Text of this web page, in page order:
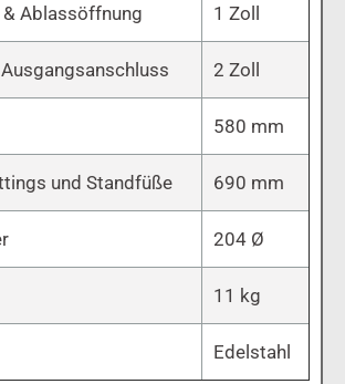
Ablassöffnung 1 Zoll
2 Zoll
580 mm
und Standfüße 690 mm
204 Ø
11 kg
Edelstahl